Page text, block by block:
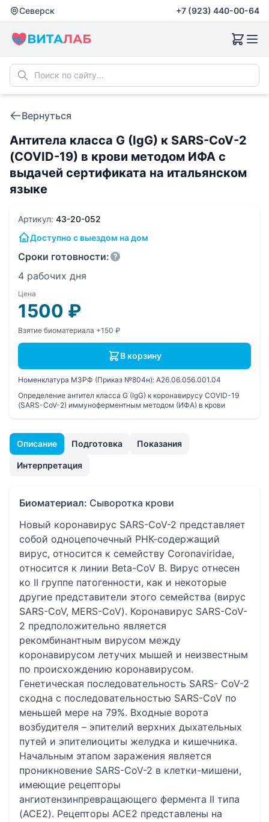
Северск +7 (923) 440-00-64
Вернуться
Антитела класса G (IgG) к SARS-CoV-2
(COVID-19) в крови методом ИФА с
выдачей сертификата на итальянском
языке
Описание Подготовка Показания
Интерпретация
Биоматериал: Сыворотка крови
Новый коронавирус SARS-CoV-2 представляет
собой одноцепочечный РНК-содержащий
вирус, относится к семейству Coronaviridae,
относится к линии Beta-CoV B. Вирус отнесен
ко II группе патогенности, как и некоторые
другие представители этого семейства (вирус
SARS-CoV, MERS-CoV). Коронавирус SARS-CoV-
2 предположительно является
рекомбинантным вирусом между
коронавирусом летучих мышей и неизвестным
по происхождению коронавирусом.
Генетическая последовательность SARS- CoV-2
сходна с последовательностью SARS-CoV по
меньшей мере на 79%. Входные ворота
возбудителя – эпителий верхних дыхательных
путей и эпителиоциты желудка и кишечника.
Начальным этапом заражения является
проникновение SARS-CoV-2 в клетки-мишени,
имеющие рецепторы
ангиотензинпревращающего фермента II типа
(ACE2). Рецепторы ACE2 представлены на
Артикул: 43-20-052
Доступно с выездом на дом
Сроки готовности:
4 рабочих дня
Цена
1500 ₽
Взятие биоматериала +150 ₽
В корзину
Номенклатура МЗРФ (Приказ №804н): A26.06.056.001.04
Определение антител класса G (IgG) к коронавирусу COVID-19
(SARS-CoV-2) иммуноферментным методом (ИФА) в крови